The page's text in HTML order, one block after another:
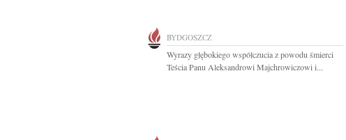
BYDGOSZCZ
Wyrazy głębokiego współczucia z powodu śmierci
Teścia Panu Aleksandrowi Majchrowiczowi i...